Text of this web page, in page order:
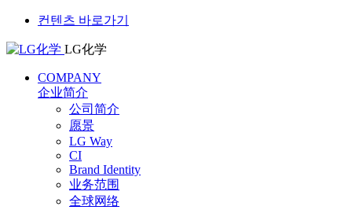
컨텐츠 바로가기
LG化学
COMPANY
企业简介
公司简介
愿景
LG Way
CI
Brand Identity
业务范围
全球网络